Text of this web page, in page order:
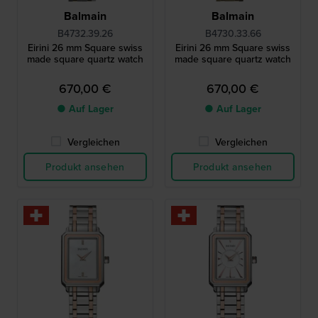
Balmain
B4732.39.26
Eirini 26 mm Square swiss
made square quartz watch
670,00 €
● Auf Lager
Vergleichen
Produkt ansehen
Balmain
B4730.33.66
Eirini 26 mm Square swiss
made square quartz watch
670,00 €
● Auf Lager
Vergleichen
Produkt ansehen